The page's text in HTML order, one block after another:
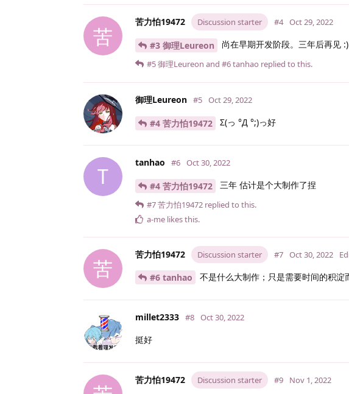
苦
苦力怕19472 Discussion starter #4 Oct 29, 2022
#3 御理Leureon 尚在早期开发阶段。三年后再见 :)
#5御理Leureon and #6tanhao replied to this.
御理Leureon #5 Oct 29, 2022
#4 苦力怕19472 Σ(っ °Д °;)っ好
T
tanhao #6 Oct 30, 2022
#4 苦力怕19472 三年 估计是个大制作了捏
#7苦力怕19472 replied to this.
a-me likes this.
苦
苦力怕19472 Discussion starter #7 Oct 30, 2022
#6 tanhao 不是什么大制作；只是需要时间的积淀
millet2333 #8 Oct 30, 2022
挺好
苦力怕19472 Discussion starter #9 Nov 1, 2022